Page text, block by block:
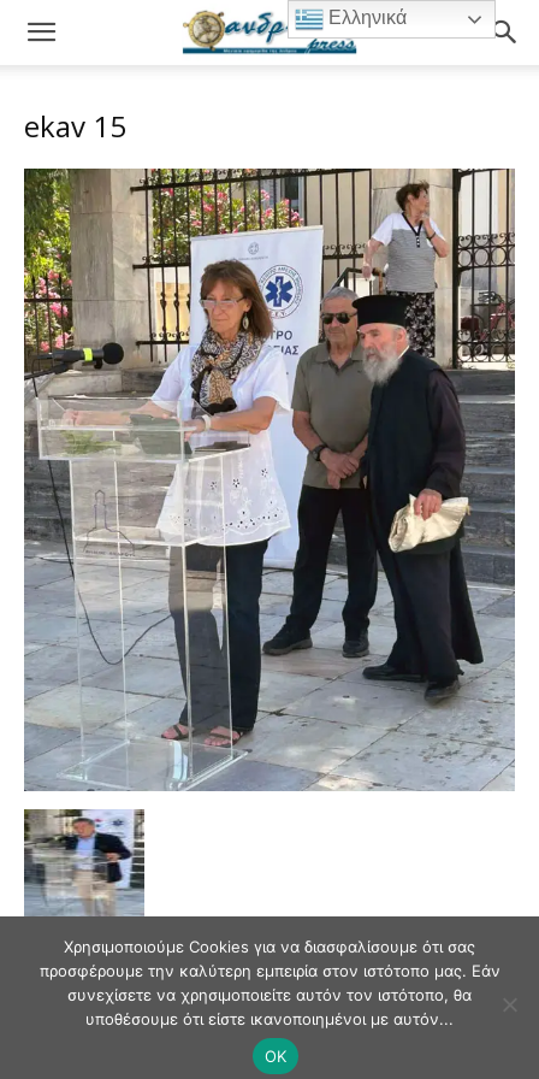
ekav 15
© Andriaki Press 2025
Ελληνικά
Χρησιμοποιούμε Cookies για να διασφαλίσουμε ότι σας
προσφέρουμε την καλύτερη εμπειρία στον ιστότοπο μας. Εάν
συνεχίσετε να χρησιμοποιείτε αυτόν τον ιστότοπο, θα
υποθέσουμε ότι είστε ικανοποιημένοι με αυτόν...
OK